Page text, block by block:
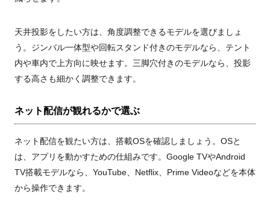
天井投影をしたい方は、角度調整できるモデルを選びましょ
う。ジンバル一体型や回転スタンド付きのモデルなら、テント
内や車内で上方向に映せます。三脚穴付きのモデルなら、投影
する高さも細かく調整できます。
ネット配信が観れるかで選ぶ
ネット配信を観たい方は、搭載OSを確認しましょう。OSと
は、アプリを動かすための仕組みです。Google TVやAndroid
TV搭載モデルなら、YouTube、Netflix、Prime Videoなどを本体
から操作できます。